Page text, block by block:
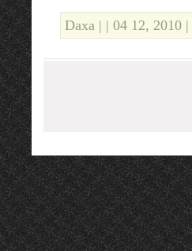
Daxa | | 04 12, 2010 |